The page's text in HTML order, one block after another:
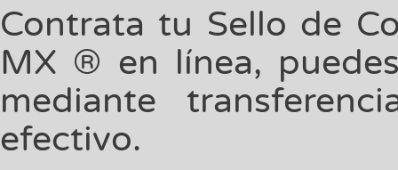
Contrata tu Sello de
MX ® en línea,
mediante
efectivo.